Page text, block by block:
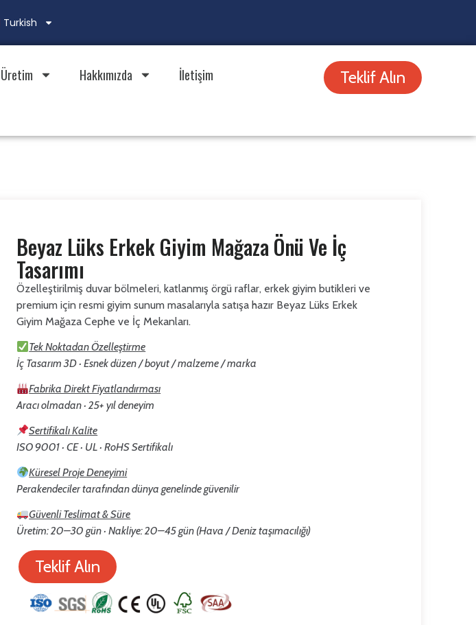
Turkish
Üretim Hakkımızda
İletişim
Teklif Alın
Beyaz Lüks Erkek Giyim Mağaza Önü Ve İç
Tasarımı
Özelleştirilmiş duvar bölmeleri, katlanmış örgü raflar, erkek giyim butikleri ve
premium için resmi giyim sunum masalarıyla satışa hazır Beyaz Lüks Erkek
Giyim Mağaza Cephe ve İç Mekanları.
Tek Noktadan Özelleştirme
İç Tasarım 3D · Esnek düzen / boyut / malzeme / marka
Fabrika Direkt Fiyatlandırması
Aracı olmadan · 25+ yıl deneyim
Sertifikalı Kalite
ISO 9001 · CE · UL · RoHS Sertifikalı
Küresel Proje Deneyimi
Perakendeciler tarafından dünya genelinde güvenilir
Güvenli Teslimat & Süre
Üretim: 20–30 gün · Nakliye: 20–45 gün (Hava / Deniz taşımacılığı)
Teklif Alın